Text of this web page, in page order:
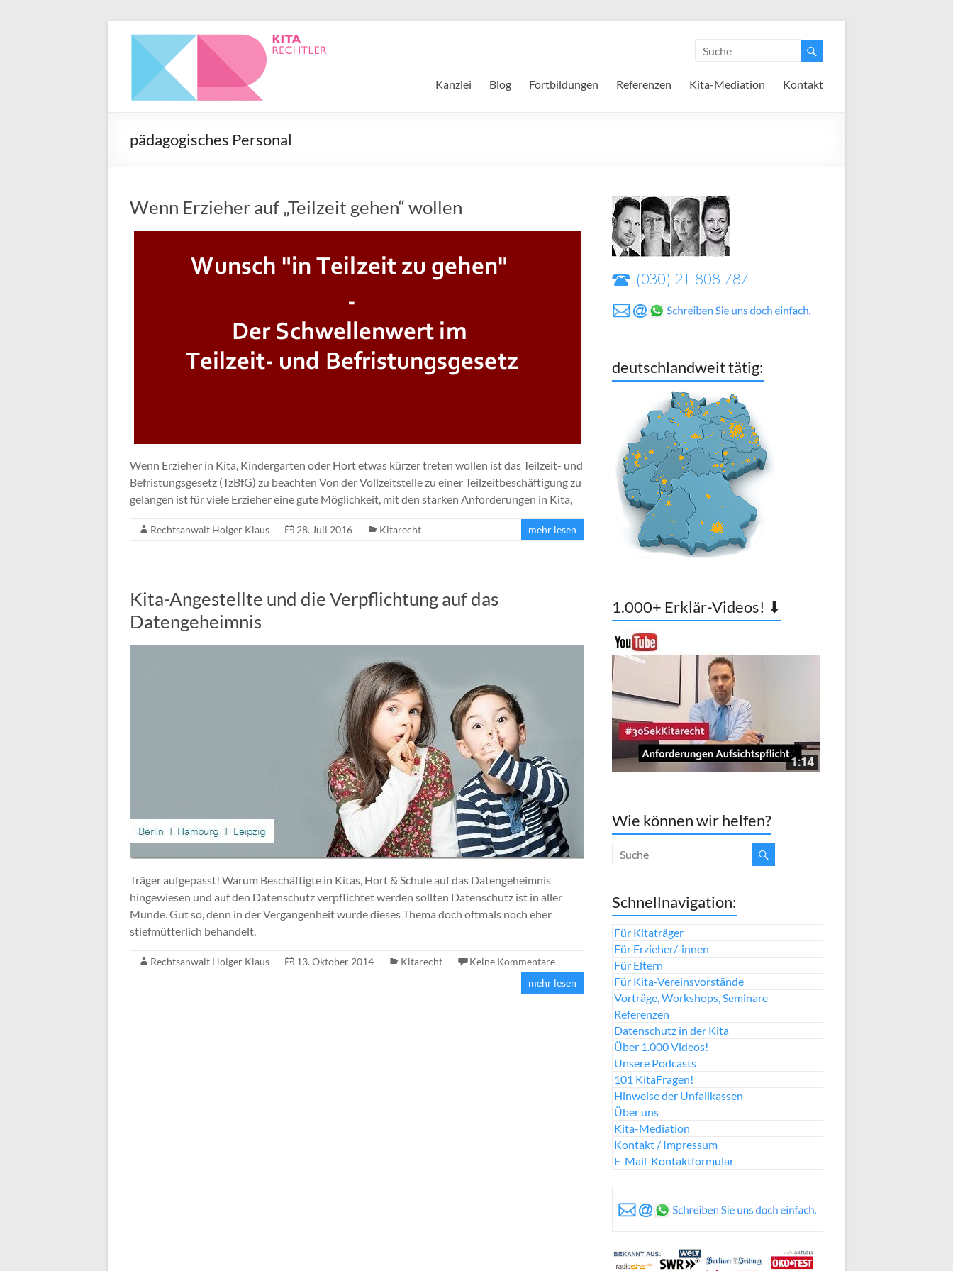
Kanzlei Blog Fortbildungen Referenzen Kita-Mediation Kontakt
pädagogisches Personal
Wenn Erzieher auf „Teilzeit gehen“ wollen
Wenn Erzieher in Kita, Kindergarten oder Hort etwas kürzer treten wollen ist das Teilzeit- und
Befristungsgesetz (TzBfG) zu beachten Von der Vollzeitstelle zu einer Teilzeitbeschäftigung zu
gelangen ist für viele Erzieher eine gute Möglichkeit, mit den starken Anforderungen in Kita,
Rechtsanwalt Holger Klaus 28. Juli 2016 Kitarecht mehr lesen
Kita-Angestellte und die Verpflichtung auf das
Datengeheimnis
Träger aufgepasst! Warum Beschäftigte in Kitas, Hort & Schule auf das Datengeheimnis
hingewiesen und auf den Datenschutz verpflichtet werden sollten Datenschutz ist in aller
Munde. Gut so, denn in der Vergangenheit wurde dieses Thema doch oftmals noch eher
stiefmütterlich behandelt.
Rechtsanwalt Holger Klaus 13. Oktober 2014 Kitarecht
Keine Kommentare
mehr lesen
deutschlandweit tätig:
1.000+ Erklär-Videos! ⬇
Wie können wir helfen?
Schnellnavigation:
Für Kitaträger
Für Erzieher/-innen
Für Eltern
Für Kita-Vereinsvorstände
Vorträge, Workshops, Seminare
Referenzen
Datenschutz in der Kita
Über 1.000 Videos!
Unsere Podcasts
101 KitaFragen!
Hinweise der Unfallkassen
Über uns
Kita-Mediation
Kontakt / Impressum
E-Mail-Kontaktformular